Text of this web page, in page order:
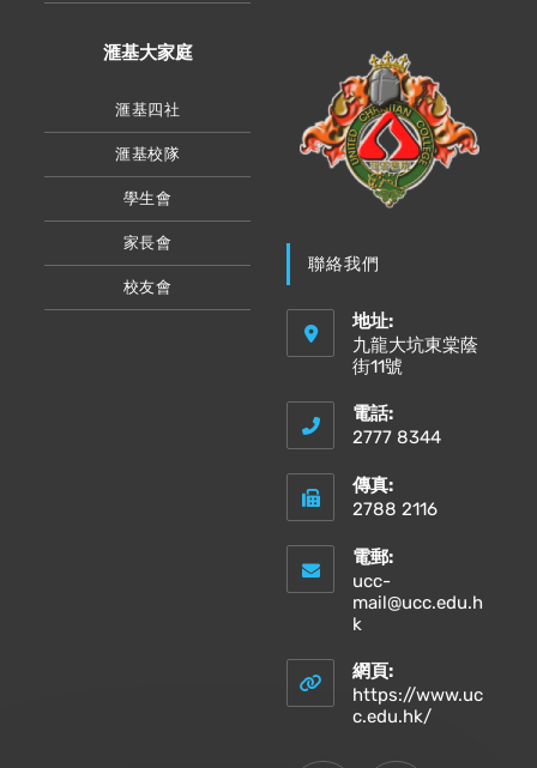
滙基大家庭
滙基四社
滙基校隊
學生會
家長會
校友會
聯絡我們
地址:
九龍大坑東棠蔭
街11號
電話:
2777 8344
傳真:
2788 2116
電郵:
ucc-
mail@ucc.edu.h
k
your
application
網頁:
https://www.uc
c.edu.hk/Opens